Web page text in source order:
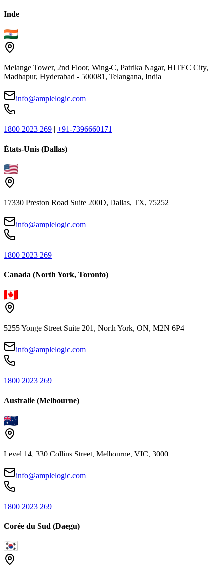
Inde
Melange Tower, 2nd Floor, Wing-C, Patrika Nagar, HITEC City,
Madhapur, Hyderabad - 500081, Telangana, India
info@amplelogic.com
1800 2023 269 | +91-7396660171
États-Unis (Dallas)
17330 Preston Road Suite 200D, Dallas, TX, 75252
info@amplelogic.com
1800 2023 269
Canada (North York, Toronto)
5255 Yonge Street Suite 201, North York, ON, M2N 6P4
info@amplelogic.com
1800 2023 269
Australie (Melbourne)
Level 14, 330 Collins Street, Melbourne, VIC, 3000
info@amplelogic.com
1800 2023 269
Corée du Sud (Daegu)